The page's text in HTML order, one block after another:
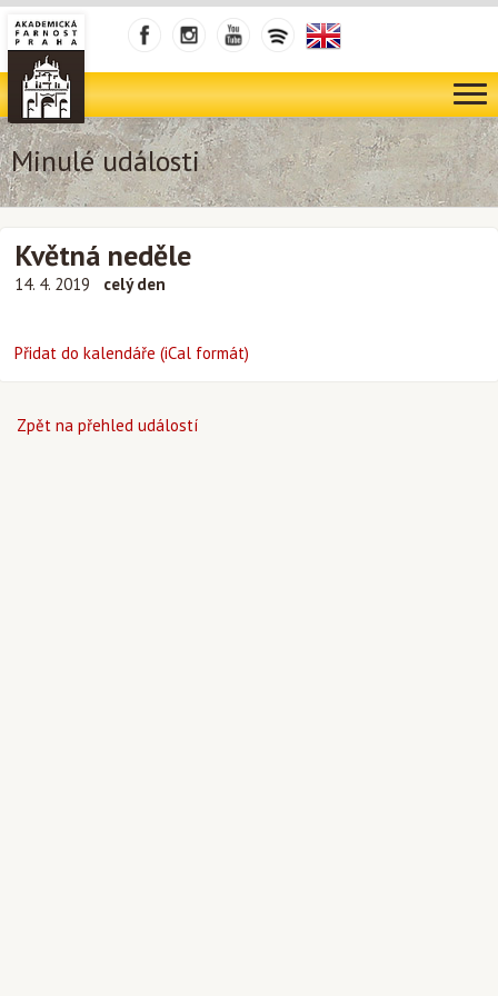
Minulé události
Květná neděle
14. 4. 2019 celý den
Přidat do kalendáře (iCal formát)
Zpět na přehled událostí